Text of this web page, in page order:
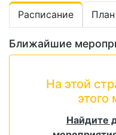
Расписание
Ближайшие
На этой
этого
Найдите